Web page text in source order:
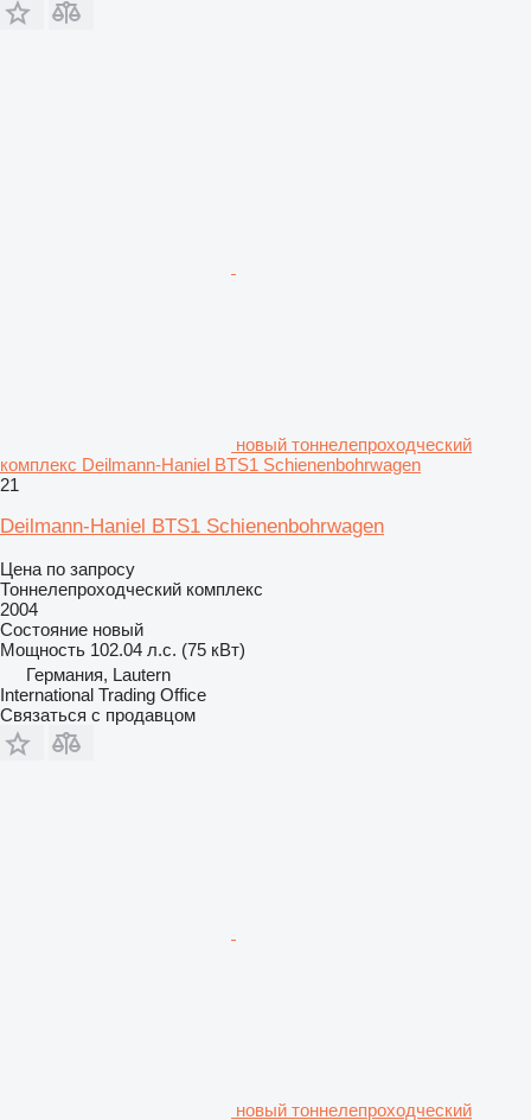
новый тоннелепроходческий
комплекс Deilmann-Haniel BTS1 Schienenbohrwagen
21
Deilmann-Haniel BTS1 Schienenbohrwagen
Цена по запросу
Тоннелепроходческий комплекс
2004
Состояние новый
Мощность 102.04 л.с. (75 кВт)
Германия, Lautern
International Trading Office
Связаться с продавцом
новый тоннелепроходческий